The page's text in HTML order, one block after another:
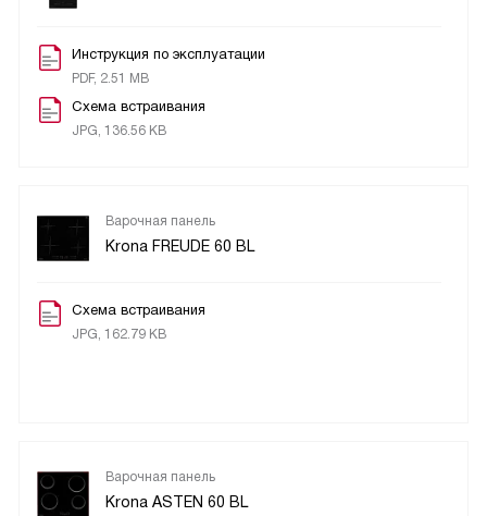
Инструкция по эксплуатации
PDF, 2.51 MB
Схема встраивания
JPG, 136.56 KB
Варочная панель
Krona FREUDE 60 BL
Схема встраивания
JPG, 162.79 KB
Варочная панель
Krona ASTEN 60 BL